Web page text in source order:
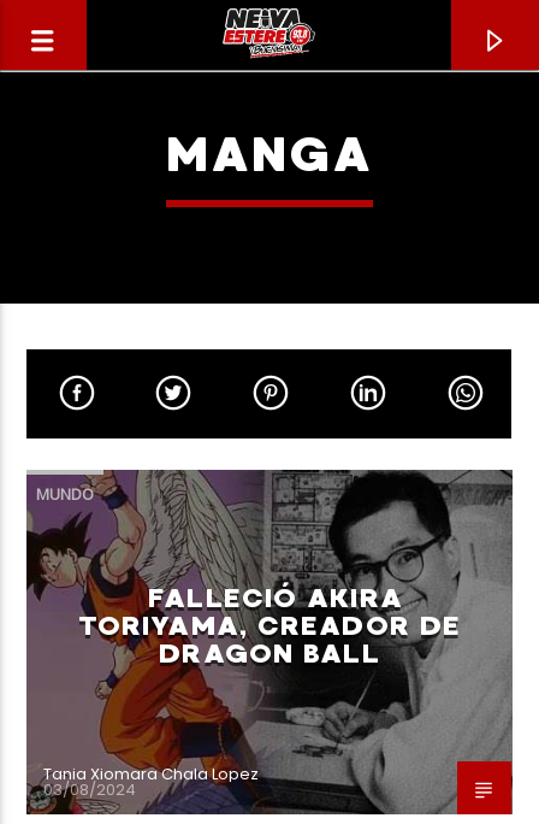
TÍTULO
ARTISTA
Neiva Estereo
MANGA
MUNDO
FALLECIÓ AKIRA
TORIYAMA, CREADOR DE
DRAGON BALL
Tania Xiomara Chala Lopez
03/08/2024